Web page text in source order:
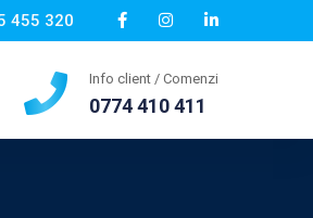
455 320
Info client / Comenzi
0774 410 411